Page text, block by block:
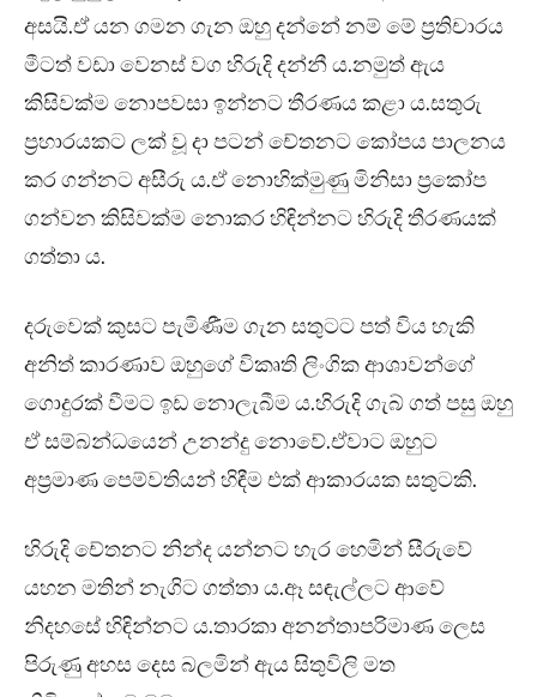
අසයි.ඒ යන ගමන ගැන ඔහු දන්නේ නම් මේ ප්‍රතිචාරය
මීටත් වඩා වෙනස් වග හිරුදි දන්නී ය.නමුත් ඇය
කිසිවක්ම නොපවසා ඉන්නට තීරණය කළා ය.සතුරු
ප්‍රහාරයකට ලක් වූ දා පටන් චේතනට කෝපය පාලනය
කර ගන්නට අසීරු ය.ඒ නොහික්මුණු මිනිසා ප්‍රකෝප
ගන්වන කිසිවක්ම නොකර හිඳින්නට හිරුදි තීරණයක්
ගත්තා ය.
දරුවෙක් කුසට පැමිණීම ගැන සතුටට පත් විය හැකි
අනිත් කාරණාව ඔහුගේ විකෘති ලිංගික ආශාවන්ගේ
ගොදුරක් වීමට ඉඩ නොලැබීම ය.හිරුදි ගැබ් ගත් පසු ඔහු
ඒ සම්බන්ධයෙන් උනන්දු නොවේ.ඒවාට ඔහුට
අප්‍රමාණ පෙම්වතියන් හිඳීම එක් ආකාරයක සතුටකි.
හිරුදි චේතනට නින්ද යන්නට හැර හෙමින් සීරුවේ
යහන මතින් නැගිට ගත්තා ය.ඈ සඳැල්ලට ආවේ
නිදහසේ හිඳින්නට ය.තාරකා අනන්තාපරිමාණ ලෙස
පිරුණු අහස දෙස බලමින් ඇය සිතුවිලි මත